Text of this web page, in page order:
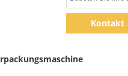
Kontakt